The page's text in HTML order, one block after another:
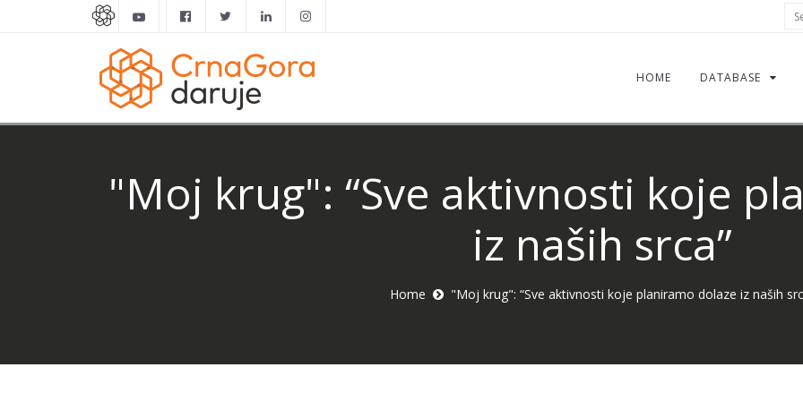
HOME DATABASE
"Moj krug": “Sve aktivnosti koje
iz naših srca”
Home "Moj krug": “Sve aktivnosti koje planiramo dolaze iz naših